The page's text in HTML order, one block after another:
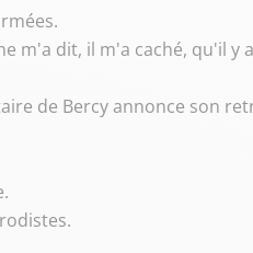
m'a dit, il m'a caché, qu'il y
de Bercy annonce son